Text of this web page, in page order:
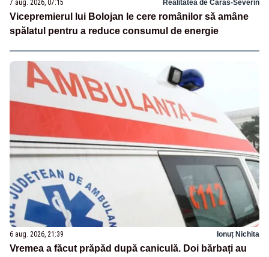
7 aug. 2026, 07:15 Realitatea de Caras-Severin
Vicepremierul lui Bolojan le cere românilor să amâne
spălatul pentru a reduce consumul de energie
6 aug. 2026, 21:39 Ionuț Nichita
Vremea a făcut prăpăd după caniculă. Doi bărbați au